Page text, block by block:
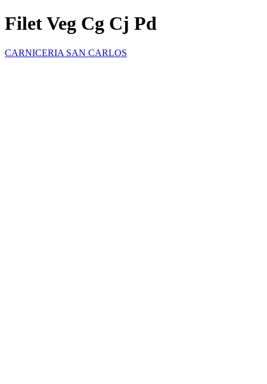
Filet Veg Cg Cj Pd
CARNICERIA SAN CARLOS